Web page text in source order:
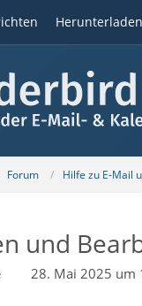
Herunterladen
Forum Hilfe zu E-Mail
und
28. Mai 2025 um